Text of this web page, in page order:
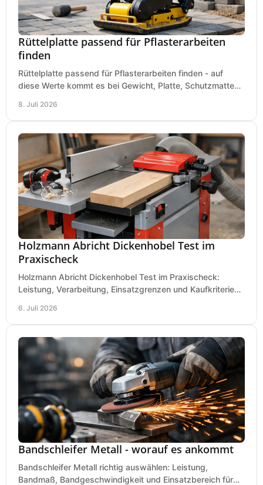
Rüttelplatte passend für Pflasterarbeiten
finden
Rüttelplatte passend für Pflasterarbeiten finden - auf
diese Werte kommt es bei Gewicht, Platte, Schutzmatte
8. Juli 2026
Holzmann Abricht Dickenhobel Test im
Praxischeck
Holzmann Abricht Dickenhobel Test im Praxischeck:
Leistung, Verarbeitung, Einsatzgrenzen und Kaufkriterien
6. Juli 2026
Bandschleifer Metall - worauf es ankommt
Bandschleifer Metall richtig auswählen: Leistung,
Bandmaß, Bandgeschwindigkeit und Einsatzbereich für